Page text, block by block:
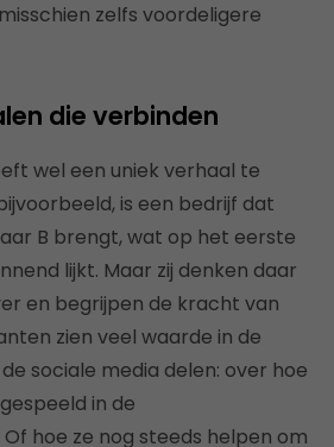
zelfs voordeligere
die verbinden
wel een uniek verhaal te
is een bedrijf dat
B brengt, wat op het eerste
lijkt. Maar zij denken daar
en begrijpen de kracht van
zien veel waarde in de
sociale media delen: over hoe
in de
hoe ze nog steeds helpen om